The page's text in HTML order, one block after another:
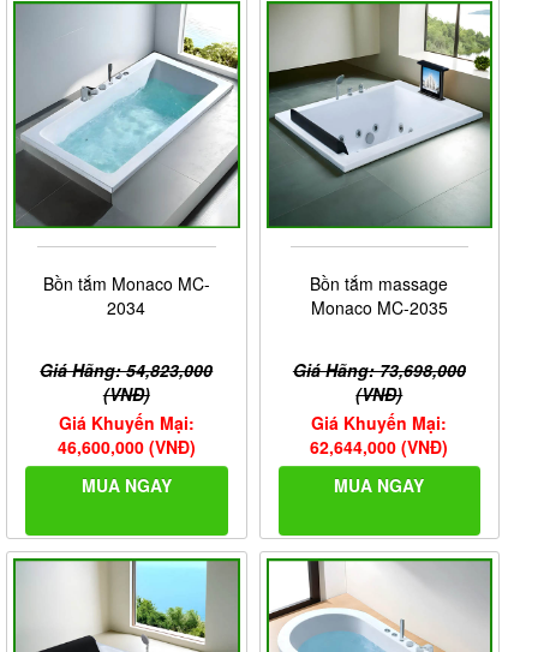
Bồn tắm Monaco MC-
2034
Giá Hãng: 54,823,000
(VNĐ)
Giá Khuyến Mại:
46,600,000 (VNĐ)
MUA NGAY
Bồn tắm massage
Monaco MC-2035
Giá Hãng: 73,698,000
(VNĐ)
Giá Khuyến Mại:
62,644,000 (VNĐ)
MUA NGAY